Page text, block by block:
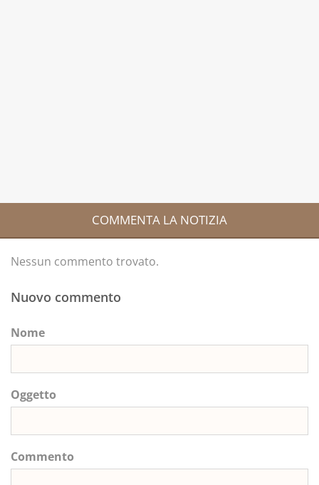
COMMENTA LA NOTIZIA
Nessun commento trovato.
Nuovo commento
Nome
Oggetto
Commento